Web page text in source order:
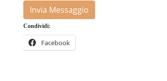
Invia Messaggio
Condividi:
Facebook